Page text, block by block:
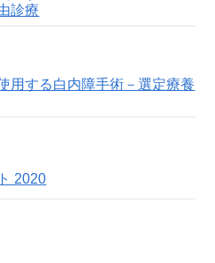
診療
用する白内障手術－選定療養
2020